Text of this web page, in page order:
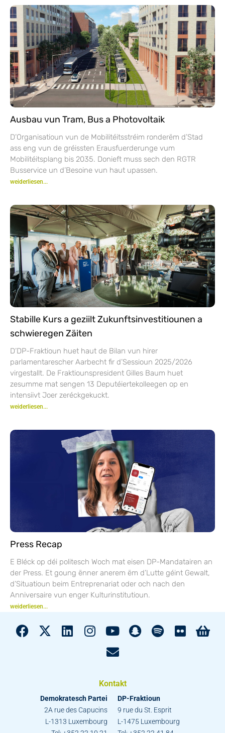
Ausbau vun Tram, Bus a Photovoltaik
D’Organisatioun vun de Mobilitéitsstréim ronderëm d’Stad
ass eng vun de gréissten Erausfuerderunge vum
Mobilitéitsplang bis 2035. Donieft muss sech den RGTR
Busservice un d’Besoine vun haut upassen.
weiderliesen...
Stabille Kurs a geziilt Zukunftsinvestitiounen a
schwieregen Zäiten
D’DP-Fraktioun huet haut de Bilan vun hirer
parlamentarescher Aarbecht fir d’Sessioun 2025/2026
virgestallt. De Fraktiounspresident Gilles Baum huet
zesumme mat sengen 13 Deputéiertekolleegen op en
intensiivt Joer zeréckgekuckt.
weiderliesen...
Press Recap
E Bléck op déi politesch Woch mat eisen DP-Mandatairen an
der Press. Et goung ënner anerem ëm d’Lutte géint Gewalt,
d’Situatioun beim Entreprenariat oder och nach den
Anniversaire vun enger Kulturinstitutioun.
weiderliesen...
Kontakt
Demokratesch Partei
2A rue des Capucins
L-1313 Luxembourg
DP-Fraktioun
9 rue du St. Esprit
L-1475 Luxembourg